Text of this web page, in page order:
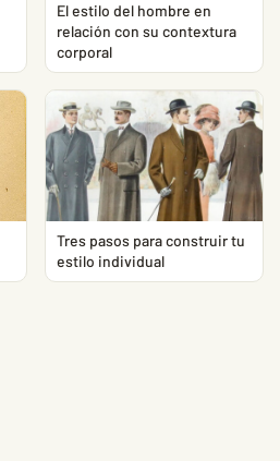
El estilo del hombre en
relación con su contextura
corporal
Tres pasos para construir tu
estilo individual